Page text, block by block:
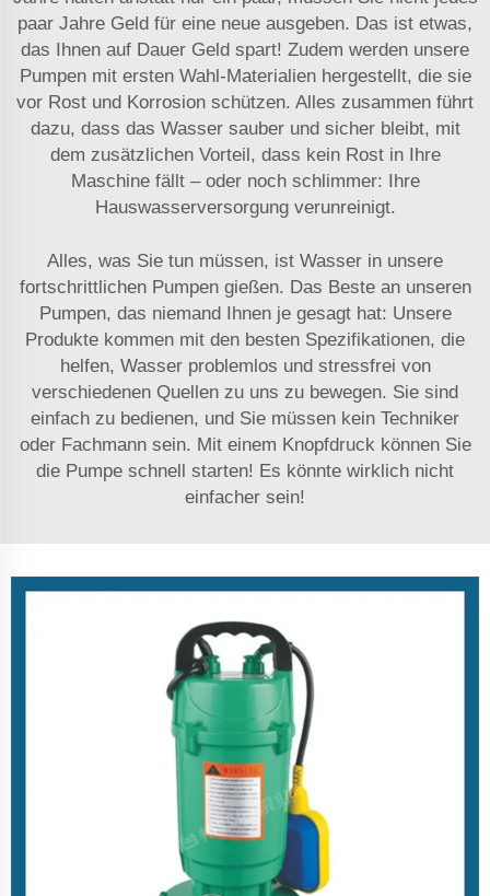
paar Jahre Geld für eine neue ausgeben. Das ist etwas,
das Ihnen auf Dauer Geld spart! Zudem werden unsere
Pumpen mit ersten Wahl-Materialien hergestellt, die sie
vor Rost und Korrosion schützen. Alles zusammen führt
dazu, dass das Wasser sauber und sicher bleibt, mit
dem zusätzlichen Vorteil, dass kein Rost in Ihre
Maschine fällt – oder noch schlimmer: Ihre
Hauswasserversorgung verunreinigt.
Alles, was Sie tun müssen, ist Wasser in unsere
fortschrittlichen Pumpen gießen. Das Beste an unseren
Pumpen, das niemand Ihnen je gesagt hat: Unsere
Produkte kommen mit den besten Spezifikationen, die
helfen, Wasser problemlos und stressfrei von
verschiedenen Quellen zu uns zu bewegen. Sie sind
einfach zu bedienen, und Sie müssen kein Techniker
oder Fachmann sein. Mit einem Knopfdruck können Sie
die Pumpe schnell starten! Es könnte wirklich nicht
einfacher sein!